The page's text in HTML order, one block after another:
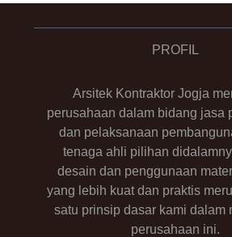
PROFIL
Arsitek Kontraktor Jogja
perusahaan dalam bidang jasa
dan pelaksanaan
tenaga ahli pilihan
desain dan penggunaan
yang lebih kuat dan praktis
satu prinsip dasar kami dalam
perusahaan ini.